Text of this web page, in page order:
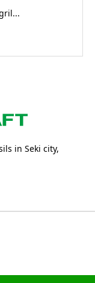
in Seki city,